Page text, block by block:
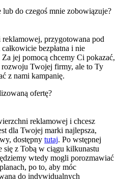
do czegoś mnie zobowiązuje?
przygotowana pod
bezpłatna i nie
jej pomocą chcemy Ci pokazać,
rozwoju Twojej firmy, ale to Ty
z nami kampanię.
ofertę?
reklamowej i chcesz
dla Twojej marki najlepsza,
dostępny tutaj. Po wstępnej
się z Tobą w ciągu kilkunastu
wtedy mogli porozmawiać
po to, aby móc
do indywidualnych